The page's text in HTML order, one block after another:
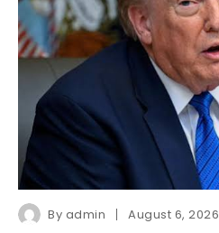
By admin August 6, 2026